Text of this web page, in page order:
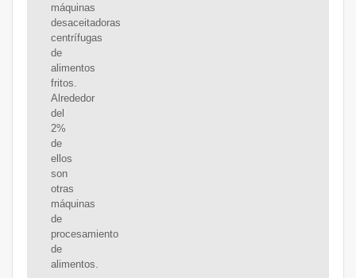
máquinas
desaceitadoras
centrífugas
de
alimentos
fritos.
Alrededor
del
2%
de
ellos
son
otras
máquinas
de
procesamiento
de
alimentos.